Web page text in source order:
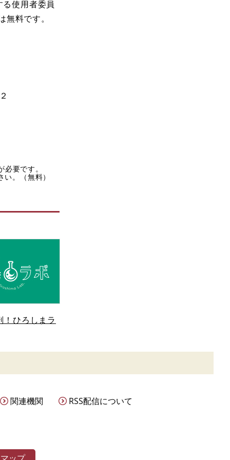
使用者委員
料です。
要です。
。（無料）
！ひろしまラ
関連機関 RSS配信について
ップ